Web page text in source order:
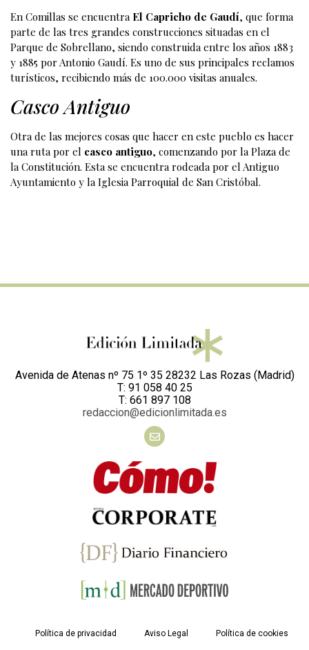
En Comillas se encuentra El Capricho de Gaudí, que forma
parte de las tres grandes construcciones situadas en el
Parque de Sobrellano, siendo construida entre los años 1883
y 1885 por Antonio Gaudí. Es uno de sus principales reclamos
turísticos, recibiendo más de 100.000 visitas anuales.
Casco Antiguo
Otra de las mejores cosas que hacer en este pueblo es hacer
una ruta por el casco antiguo, comenzando por la Plaza de
la Constitución. Esta se encuentra rodeada por el Antiguo
Ayuntamiento y la Iglesia Parroquial de San Cristóbal.
Avenida de Atenas nº 75 1º 35 28232 Las Rozas (Madrid)
T: 91 058 40 25
T: 661 897 108
redaccion@edicionlimitada.es
Política de privacidad Aviso Legal Política de cookies